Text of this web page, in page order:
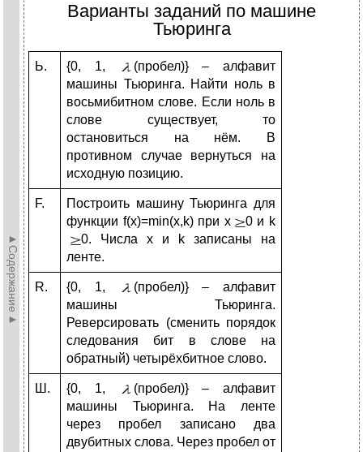
►Содержание►
Варианты заданий по машине
Тьюринга
Ь. {0, 1,
(пробел)} – алфавит
машины Тьюринга. Найти ноль в
восьмибитном слове. Если ноль в
слове существует, то
остановиться на нём. В
противном случае вернуться на
исходную позицию.
F.
Построить машину Тьюринга для
функции f(x)=min(x,k) при x
0 и k
0. Числа x и k записаны на
ленте.
R. {0, 1,
(пробел)} – алфавит
машины Тьюринга.
Реверсировать (сменить порядок
следования бит в слове на
обратный) четырёхбитное слово.
Ш. {0, 1,
(пробел)} – алфавит
машины Тьюринга. На ленте
через пробел записано два
двубитных слова. Через пробел от